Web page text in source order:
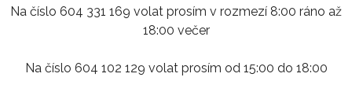
Na číslo 604 331 169 volat prosím v rozmezí 8:00 ráno až
18:00 večer
Na číslo 604 102 129 volat prosím od 15:00 do 18:00